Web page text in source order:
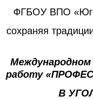
ФГБОУ ВПО
сохраняя
работу
В